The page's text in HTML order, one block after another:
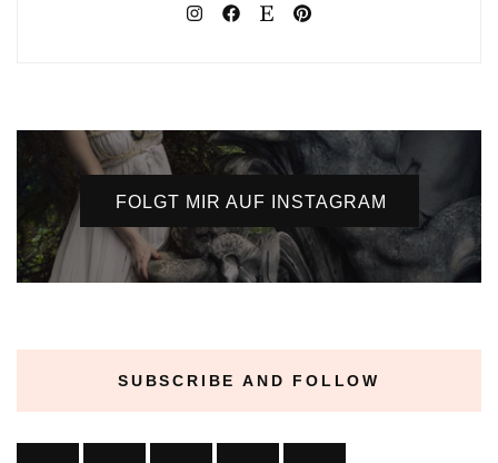
FOLGT MIR AUF INSTAGRAM
SUBSCRIBE AND FOLLOW